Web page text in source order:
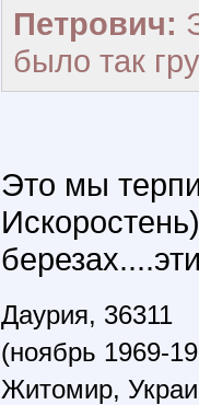
Петрович:
было так
Это мы
Даурия, 36311
(ноябрь 1969-
Житомир,